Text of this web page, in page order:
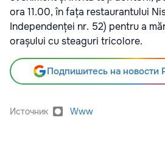
ora 11.00, în fața restaurantului
Independenței nr. 52) pentru a
orașului cu steaguri tricolore.
Подпишитесь на новости
Источник Www